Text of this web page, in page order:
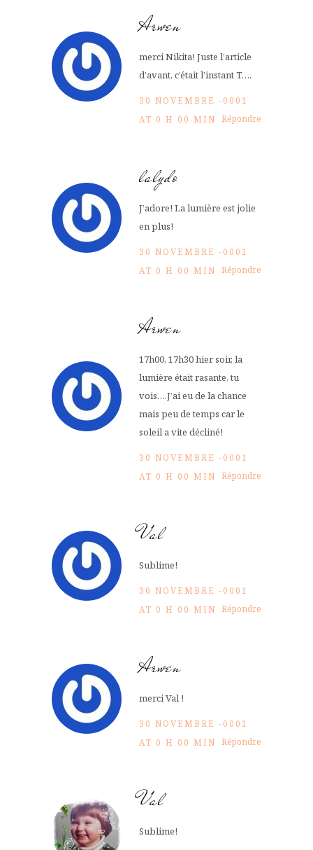
Arwen
merci Nikita! Juste l’article
d’avant, c’était l’instant T….
30 NOVEMBRE -0001
AT 0 H 00 MIN Répondre
lalydo
J’adore! La lumière est jolie
en plus!
30 NOVEMBRE -0001
AT 0 H 00 MIN Répondre
Arwen
17h00, 17h30 hier soir, la
lumière était rasante, tu
vois….J’ai eu de la chance
mais peu de temps car le
soleil a vite décliné!
30 NOVEMBRE -0001
AT 0 H 00 MIN Répondre
Val
Sublime!
30 NOVEMBRE -0001
AT 0 H 00 MIN Répondre
Arwen
merci Val !
30 NOVEMBRE -0001
AT 0 H 00 MIN Répondre
Val
Sublime!